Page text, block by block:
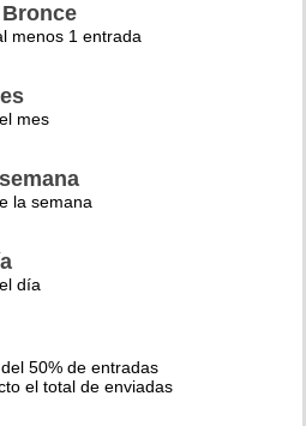
menos 1 entrada
mes
la semana
día
50% de entradas
el total de enviadas